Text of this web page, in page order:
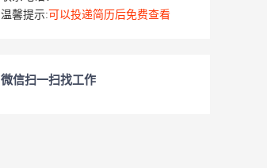
温馨提示: 可以投递简历后免费查看
微信扫一扫找工作